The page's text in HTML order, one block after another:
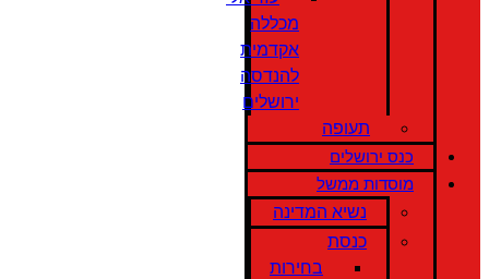
מכללה
אקדמית
להנדסה
ירושלים
תעופה
כנס ירושלים
מוסדות ממשל
נשיא המדינה
כנסת
בחירות